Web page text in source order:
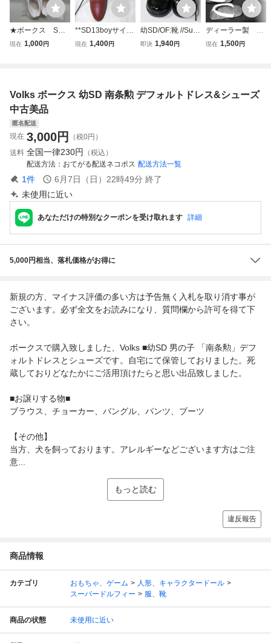
★ボークス SD
SD13用 シュ
現在 1,000円
**SD13boyサイズ
の靴 茶色**
現在 1,400円
幼SD/OF:靴 //Sup
erDollfie スーパー
即決 1,940円
ディーラー製 聖
魔離宮 １／３ド
現在 1,500円
Volks ボークス 幼SD 南条勲 デフォルトドレス&シューズ
中古美品
匿名配送
現在 3,000円
（税0円）
送料 全国一律230円
（税込）
配送方法
おてがる配送ネコポス 配送方法一覧
1件 6月7日（日）22時49分 終了
未使用に近い
あなただけの特別なクーポンを受け取れます 詳細
5,000円相当、落札価格がお得に
新規の方、マイナス評価の多い方は予告無く入札を取り消す事が
ございます。必ず全文をお読みになり、質問欄から許可を得て下
さい。
ボークスで購入致しました、Volks ■幼SD 男の子 「南条勲」デフ
ォルトドレスとシューズです。自宅にて保管しておりました。死
蔵しておりどなたかにご活用頂けたらと思い出品致しました。
■お譲りする物■
ブラウス、チョーカー、バングル、パンツ、ブーツ
【その他】
当方、犬を飼っております。アレルギーなどございます方はご注
意...
もっと読む
違反報告
商品情報
カテゴリ おもちゃ、ゲーム
人形、キャラクタードール
スーパードルフィー
服、靴
商品の状態 未使用に近い